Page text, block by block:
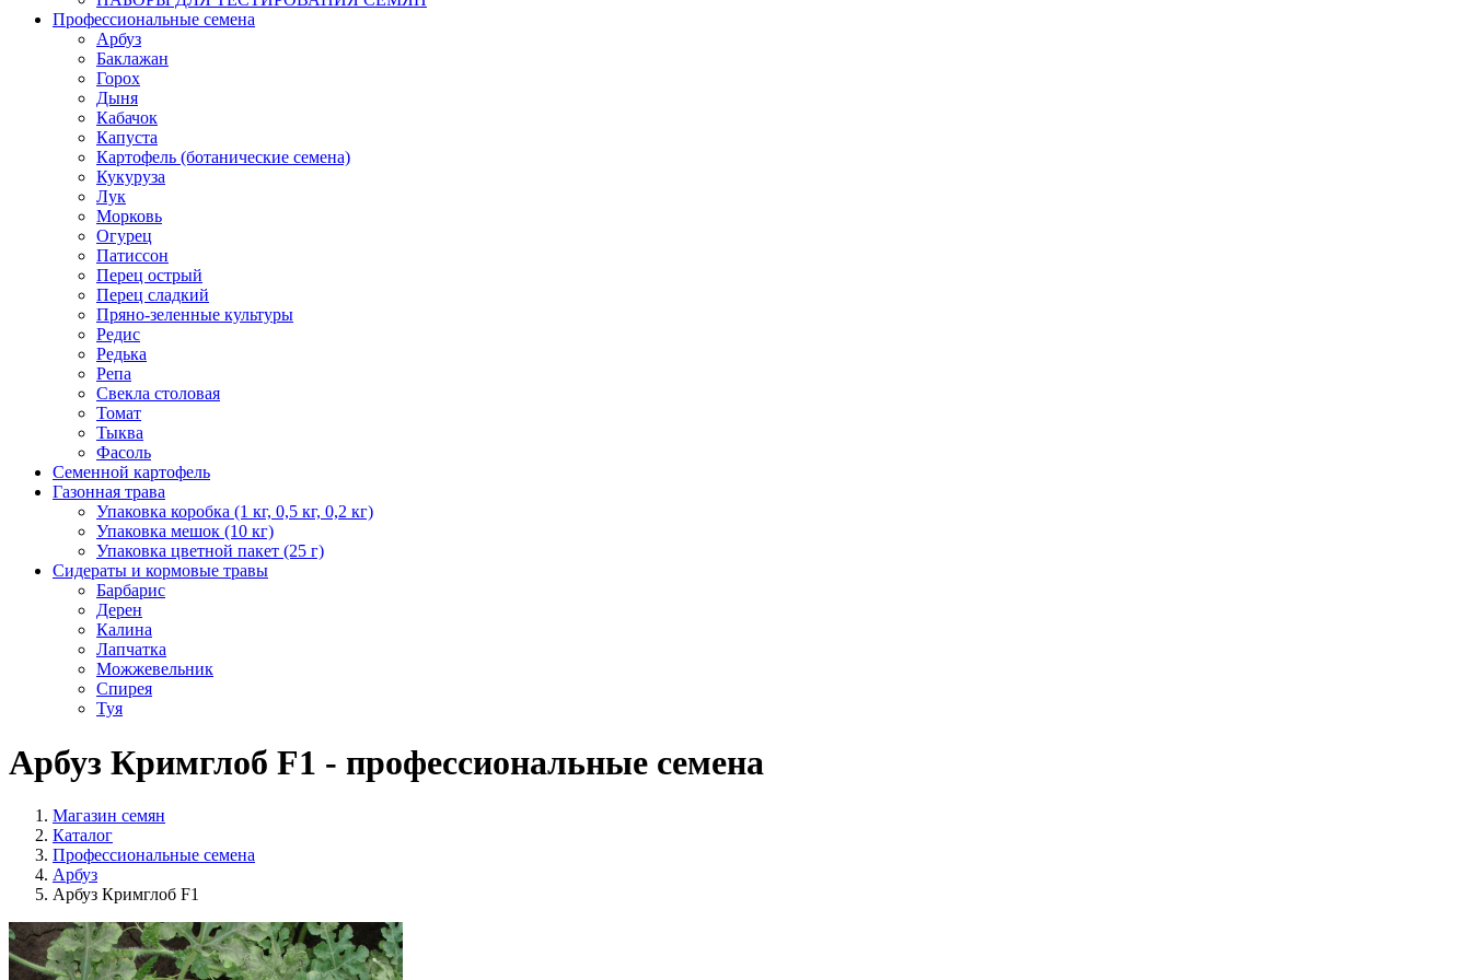
Профессиональные семена
Арбуз
Баклажан
Горох
Дыня
Кабачок
Капуста
Картофель (ботанические семена)
Кукуруза
Лук
Морковь
Огурец
Патиссон
Перец острый
Перец сладкий
Пряно-зеленные культуры
Редис
Редька
Репа
Свекла столовая
Томат
Тыква
Фасоль
Семенной картофель
Газонная трава
Упаковка коробка (1 кг, 0,5 кг, 0,2 кг)
Упаковка мешок (10 кг)
Упаковка цветной пакет (25 г)
Сидераты и кормовые травы
Барбарис
Дерен
Калина
Лапчатка
Можжевельник
Спирея
Туя
Арбуз Кримглоб F1 - профессиональные семена
Магазин семян
Каталог
Профессиональные семена
Арбуз
Арбуз Кримглоб F1